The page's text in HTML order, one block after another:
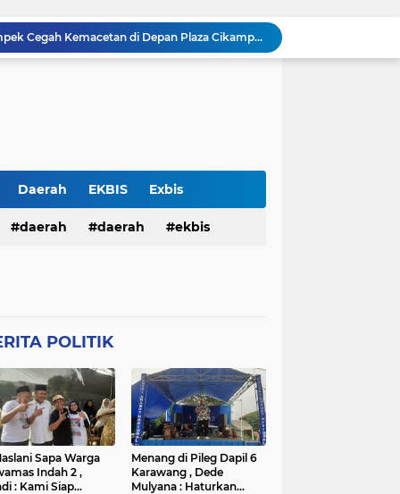
Gatur Sore Polsek Cikampek Cegah Kemacetan di Depan Plaza Cikampek
Apel KRYD Personil Polsek Cikampek Polresta Karawang Guna Antisipasi Gukantibmas Wilkum Polsek Cikampek
Silaturahmi Kapolresta Karawang dan PCNU Perkuat Sinergi Ulama dan Polri Jaga Kondusivitas Daerah
Daerah EKBIS Exbis
Polda Bali Połda Bali
Połres Karawang.
Karawang Polri poĺri
TNI TNI WISATA
daerah daerah ekbis
ciko polres garut
połres karawang
polres subang
połsek karawang
POLITIK
Sapa Warga
Indah 2 ,
: Kami Siap
Menang di Pileg Dapil 6
Karawang , Dede
Mulyana : Haturkan